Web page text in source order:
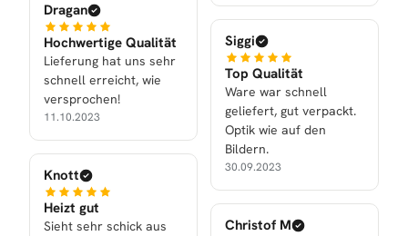
Dragan
Hochwertige Qualität
Lieferung hat uns sehr
schnell erreicht, wie
versprochen!
11.10.2023
Knott
Heizt gut
Sieht sehr schick aus
Siggi
Top Qualität
Ware war schnell
geliefert, gut verpackt.
Optik wie auf den
Bildern.
30.09.2023
Christof M